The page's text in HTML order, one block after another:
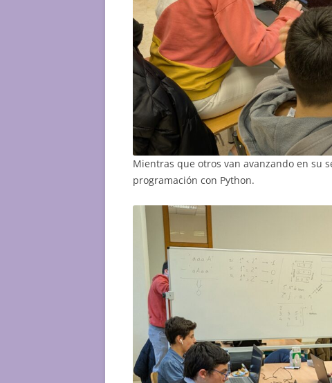
Mientras que otros van avanzando en su
programación con Python.